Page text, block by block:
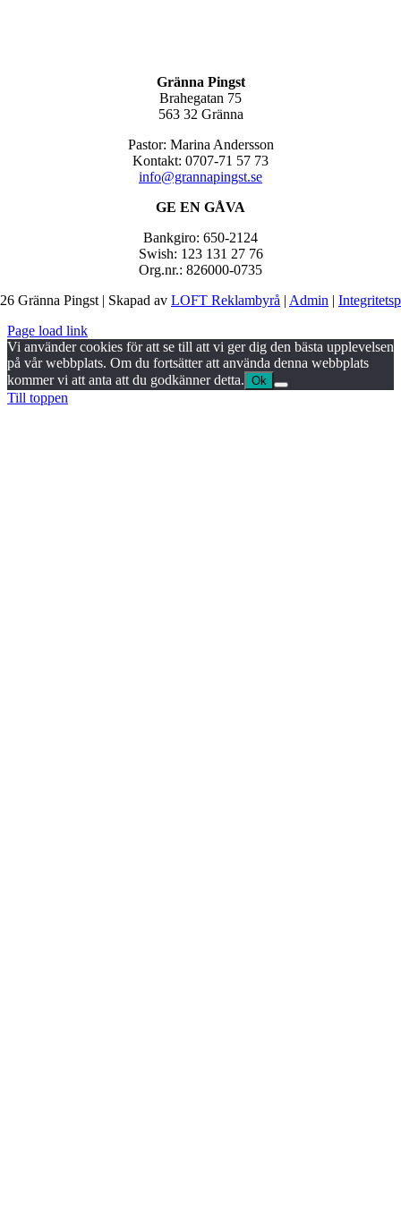
Gränna Pingst
Brahegatan 75
563 32 Gränna
Pastor: Marina Andersson
Kontakt: 0707-71 57 73
info@grannapingst.se
GE EN GÅVA
Bankgiro: 650-2124
Swish: 123 131 27 76
Org.nr.: 826000-0735
Gränna Pingst | Skapad av LOFT Reklambyrå | Admin |
Page load link
Vi använder cookies för att se till att vi ger dig den bästa upplevelsen
på vår webbplats. Om du fortsätter att använda denna webbplats
kommer vi att anta att du godkänner detta. Ok
Till toppen